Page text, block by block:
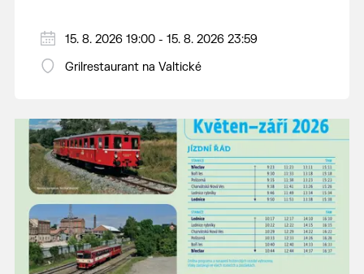
15. 8. 2026 19:00 - 15. 8. 2026 23:59
Grilrestaurant na Valtické